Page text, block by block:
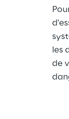
Prebuilt
En savoir
les
de